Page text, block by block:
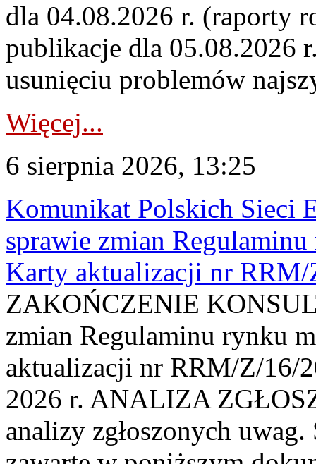
dla 04.08.2026 r. (raporty
publikacje dla 05.08.2026
usunięciu problemów
Więcej...
6 sierpnia 2026, 13:25
Komunikat Polskich Sieci
sprawie zmian
Karty aktualizacji nr
ZAKOŃCZENIE
zmian Regulaminu rynku
aktualizacji nr RRM/Z/16/
2026 r. ANALIZA
analizy zgłoszonych